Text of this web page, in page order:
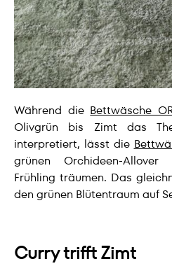
Während die Bettwäsche
Olivgrün bis Zimt das
interpretiert, lässt die
grünen Orchideen-
Frühling träumen. Das
den grünen Blütentraum auf
Curry trifft Zimt